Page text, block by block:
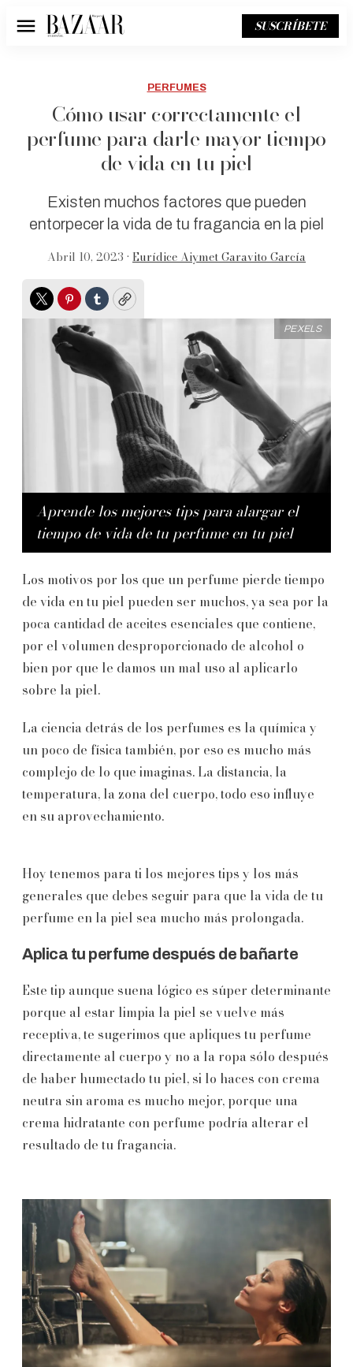
Menú SUSCRÍBETE
PERFUMES
Cómo usar correctamente el
perfume para darle mayor tiempo
de vida en tu piel
Existen muchos factores que pueden
entorpecer la vida de tu fragancia en la piel
Abril 10, 2023 • Eurídice Aiymet Garavito García
TwitterPinterest
TumblrCopy
Aprende los mejores tips para alargar el
tiempo de vida de tu perfume en tu piel
PEXELS
Los motivos por los que un perfume pierde tiempo
de vida en tu piel pueden ser muchos, ya sea por la
poca cantidad de aceites esenciales que contiene,
por el volumen desproporcionado de alcohol o
bien por que le damos un mal uso al aplicarlo
sobre la piel.
La ciencia detrás de los perfumes es la química y
un poco de física también, por eso es mucho más
complejo de lo que imaginas. La distancia, la
temperatura, la zona del cuerpo, todo eso influye
en su aprovechamiento.
Hoy tenemos para ti los mejores tips y los más
generales que debes seguir para que la vida de tu
perfume en la piel sea mucho más prolongada.
Aplica tu perfume después de bañarte
Este tip aunque suena lógico es súper determinante
porque al estar limpia la piel se vuelve más
receptiva, te sugerimos que apliques tu perfume
directamente al cuerpo y no a la ropa sólo después
de haber humectado tu piel, si lo haces con crema
neutra sin aroma es mucho mejor, porque una
crema hidratante con perfume podría alterar el
resultado de tu fragancia.